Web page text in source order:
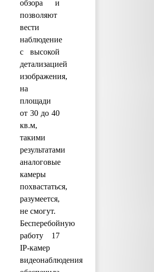
обзора и
позволяют
вести
наблюдение
с высокой
детализацией
изображения,
на
площади
от 30 до 40
кв.м,
такими
результатами
аналоговые
камеры
похвастаться,
разумеется,
не смогут.
Бесперебойную
работу 17
IP-камер
видеонаблюдения